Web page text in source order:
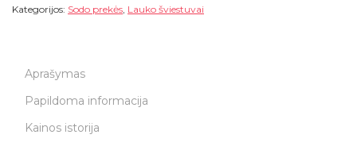
Kategorijos: Sodo prekės, Lauko šviestuvai
Aprašymas
Papildoma informacija
Kainos istorija